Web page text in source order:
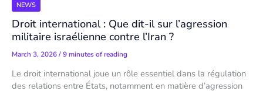
NEWS
Droit international : Que dit-il sur l’agression
militaire israélienne contre l’Iran ?
March 3, 2026/9 minutes of reading
Le droit international joue un rôle essentiel dans la régulation
des relations entre États, notamment en matière d’agression